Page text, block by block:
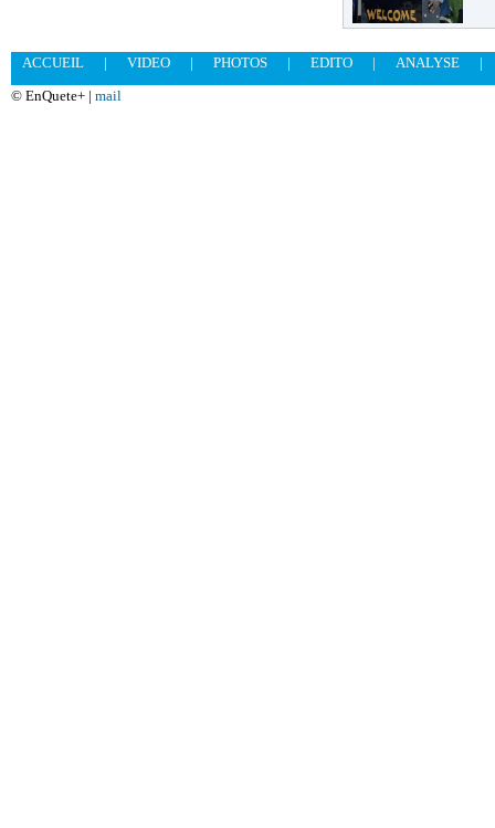
ACCUEIL | VIDEO | PHOTOS | EDITO | ANALYSE
|
© EnQuete+ | mail